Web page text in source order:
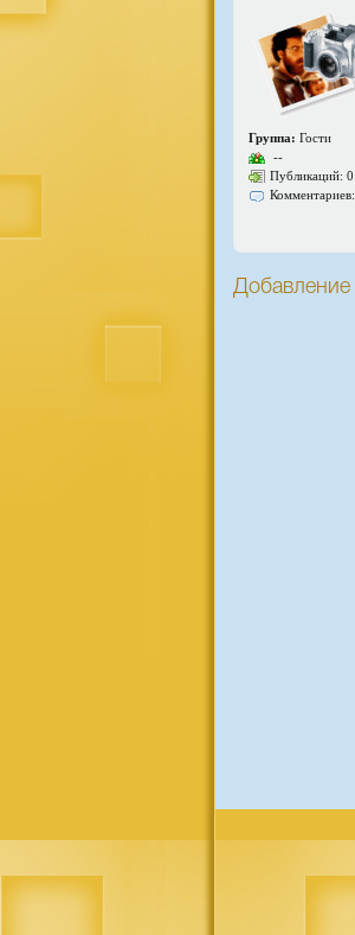
Группа: Гости
--
Публикаций: 0